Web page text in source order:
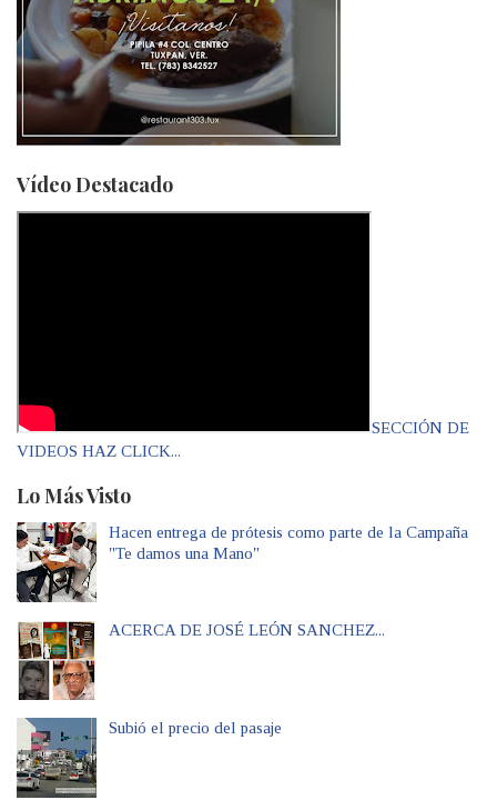
Vídeo Destacado
SECCIÓN DE
VIDEOS HAZ CLICK...
Lo Más Visto
Hacen entrega de prótesis como parte de la Campaña
"Te damos una Mano"
ACERCA DE JOSÉ LEÓN SANCHEZ...
Subió el precio del pasaje